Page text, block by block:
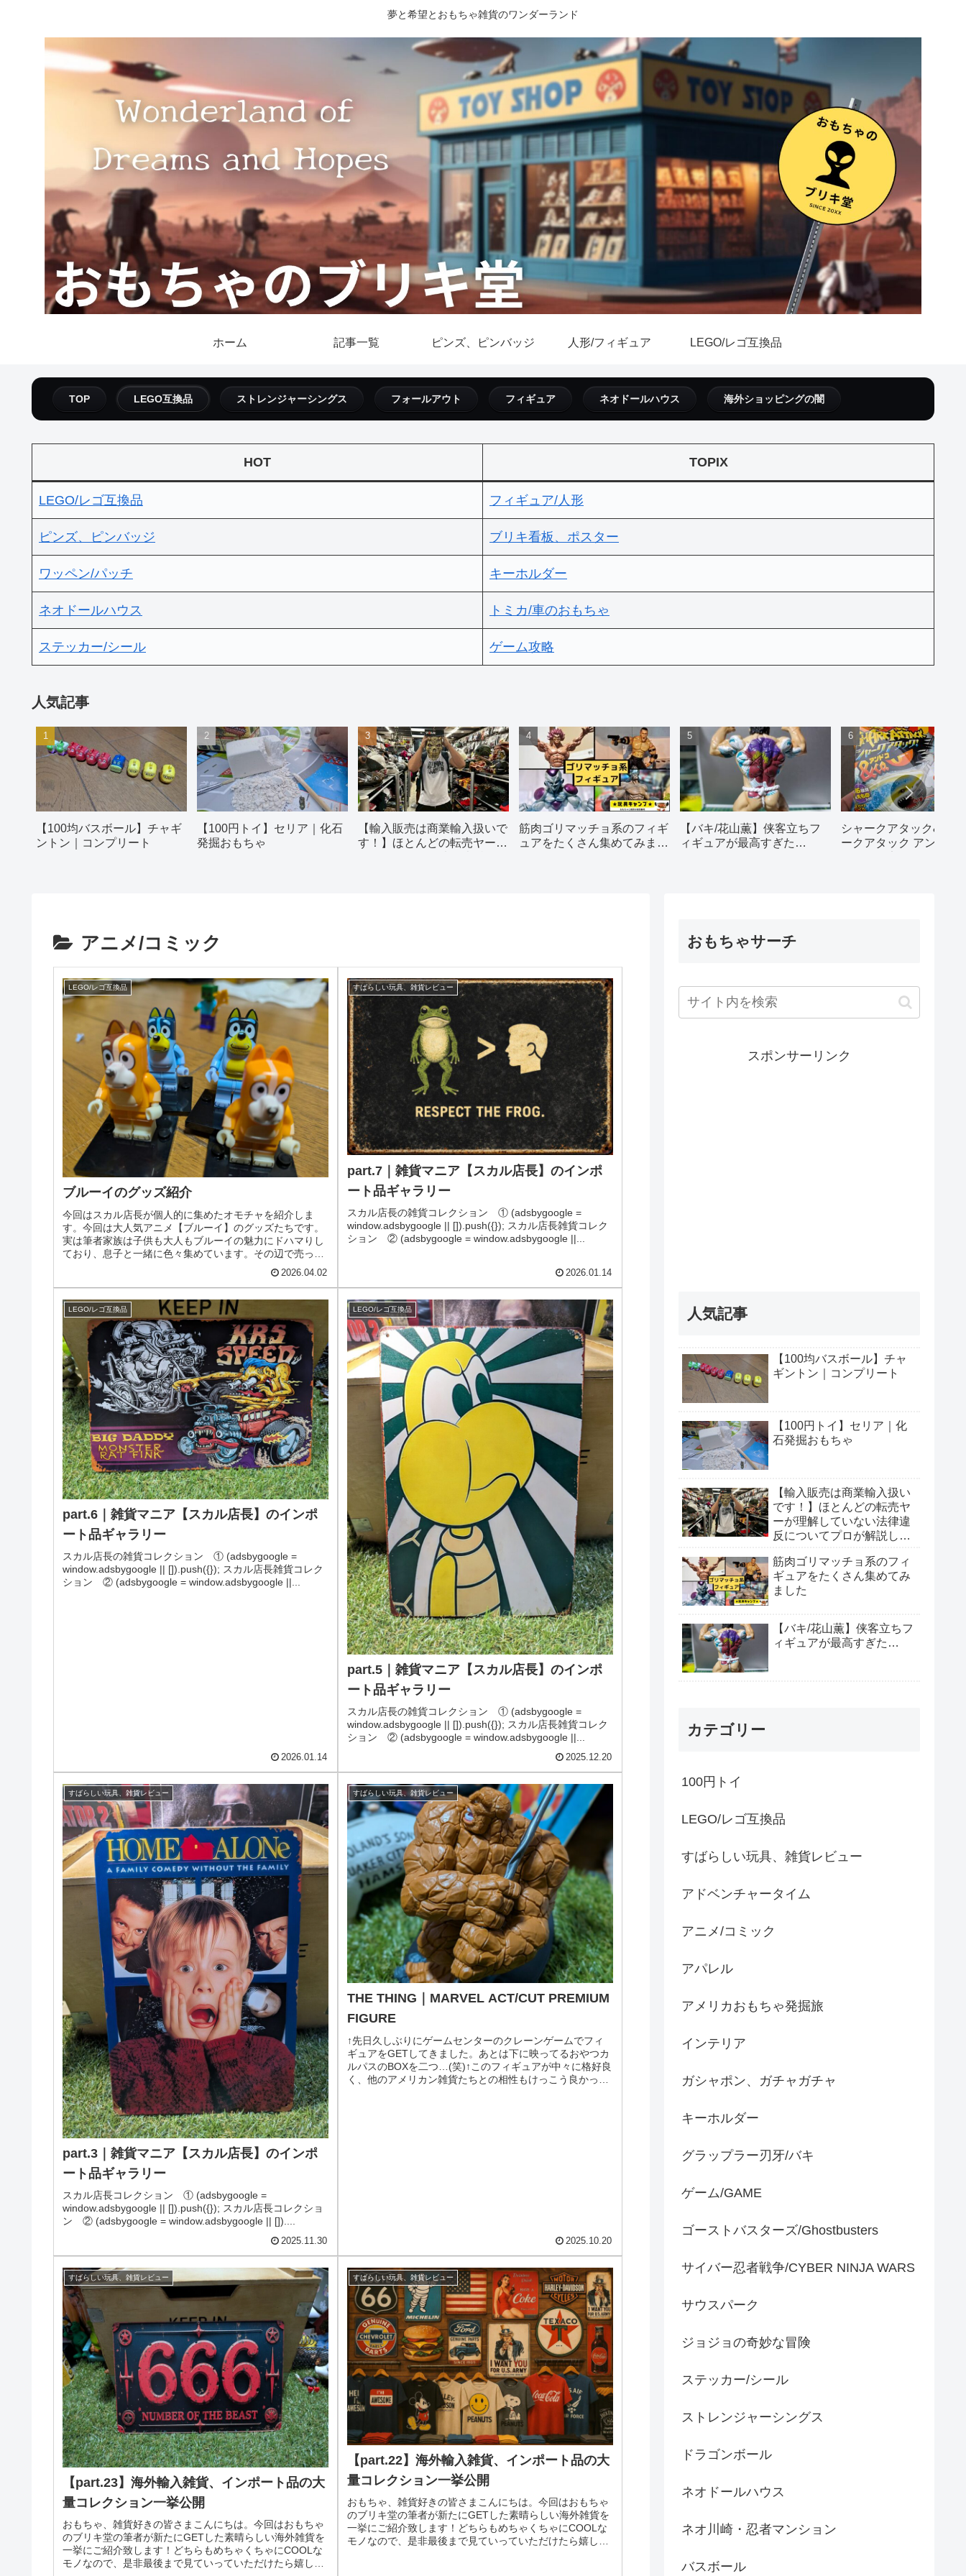
夢と希望とおもちゃ雑貨のワンダーランド
ホーム 記事一覧 ピンズ、ピンバッジ 人形/フィギュア LEGO/レゴ互換品
TOP LEGO互換品 ストレンジャーシングス フォールアウト フィギュア ネオドールハウス 海外ショッピングの闇
HOT TOPIX
LEGO/レゴ互換品 フィギュア/人形
ピンズ、ピンバッジ ブリキ看板、ポスター
ワッペン/パッチ キーホルダー
ネオドールハウス トミカ/車のおもちゃ
ステッカー/シール ゲーム攻略
人気記事
【100均バスボール】チャギ
ントン｜コンプリート
【100円トイ】セリア｜化石
発掘おもちゃ
【輸入販売は商業輸入扱いで
す！】ほとんどの転売ヤーが
筋肉ゴリマッチョ系のフィギ
ュアをたくさん集めてみまし
【バキ/花山薫】侠客立ちフ
ィギュアが最高すぎた…
シャークアタック&co
ークアタック アンドコ
アニメ/コミック
LEGO/レゴ互換品
ブルーイのグッズ紹介
今回はスカル店長が個人的に集めたオモチャを紹介しま
す。今回は大人気アニメ【ブルーイ】のグッズたちです。
実は筆者家族は子供も大人もブルーイの魅力にドハマりし
ており、息子と一緒に色々集めています。その辺で売って
2026.04.02
すばらしい玩具、雑貨レビュー
part.7｜雑貨マニア【スカル店長】のインポ
ート品ギャラリー
スカル店長の雑貨コレクション ① (adsbygoogle =
window.adsbygoogle || []).push({}); スカル店長雑貨コレク
ション ② (adsbygoogle = window.adsbygoogle ||...
2026.01.14
LEGO/レゴ互換品
part.6｜雑貨マニア【スカル店長】のインポ
ート品ギャラリー
スカル店長の雑貨コレクション ① (adsbygoogle =
window.adsbygoogle || []).push({}); スカル店長雑貨コレク
ション ② (adsbygoogle = window.adsbygoogle ||...
2026.01.14
LEGO/レゴ互換品
part.5｜雑貨マニア【スカル店長】のインポ
ート品ギャラリー
スカル店長の雑貨コレクション ① (adsbygoogle =
window.adsbygoogle || []).push({}); スカル店長雑貨コレク
ション ② (adsbygoogle = window.adsbygoogle ||...
2025.12.20
すばらしい玩具、雑貨レビュー
part.3｜雑貨マニア【スカル店長】のインポ
ート品ギャラリー
スカル店長コレクション ① (adsbygoogle =
window.adsbygoogle || []).push({}); スカル店長コレクショ
ン ② (adsbygoogle = window.adsbygoogle || [])....
2025.11.30
すばらしい玩具、雑貨レビュー
THE THING｜MARVEL ACT/CUT PREMIUM
FIGURE
↑先日久しぶりにゲームセンターのクレーンゲームでフィ
ギュアをGETしてきました。あとは下に映ってるおやつカ
ルパスのBOXを二つ…(笑)↑このフィギュアが中々に格好良
く、他のアメリカン雑貨たちとの相性もけっこう良かった
2025.10.20
すばらしい玩具、雑貨レビュー
【part.23】海外輸入雑貨、インポート品の大
量コレクション一挙公開
おもちゃ、雑貨好きの皆さまこんにちは。今回はおもちゃ
のブリキ堂の筆者が新たにGETした素晴らしい海外雑貨を
一挙にご紹介致します！どちらもめちゃくちゃにCOOLな
モノなので、是非最後まで見ていっていただけたら嬉しい
すばらしい玩具、雑貨レビュー
【part.22】海外輸入雑貨、インポート品の大
量コレクション一挙公開
おもちゃ、雑貨好きの皆さまこんにちは。今回はおもちゃ
のブリキ堂の筆者が新たにGETした素晴らしい海外雑貨を
一挙にご紹介致します！どちらもめちゃくちゃにCOOLな
モノなので、是非最後まで見ていっていただけたら嬉しい
おもちゃサーチ
スポンサーリンク
人気記事
【100均バスボール】チャ
ギントン｜コンプリート
【100円トイ】セリア｜化
石発掘おもちゃ
【輸入販売は商業輸入扱い
です！】ほとんどの転売ヤ
ーが理解していない法律違
反についてプロが解説しま
筋肉ゴリマッチョ系のフィ
ギュアをたくさん集めてみ
ました
【バキ/花山薫】侠客立ちフ
ィギュアが最高すぎた…
カテゴリー
100円トイ
LEGO/レゴ互換品
すばらしい玩具、雑貨レビュー
アドベンチャータイム
アニメ/コミック
アパレル
アメリカおもちゃ発掘旅
インテリア
ガシャポン、ガチャガチャ
キーホルダー
グラップラー刃牙/バキ
ゲーム/GAME
ゴーストバスターズ/Ghostbusters
サイバー忍者戦争/CYBER NINJA WARS
サウスパーク
ジョジョの奇妙な冒険
ステッカー/シール
ストレンジャーシングス
ドラゴンボール
ネオドールハウス
ネオ川崎・忍者マンション
バスボール